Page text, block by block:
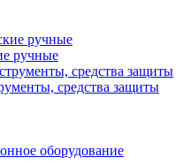
ручные
средства защиты